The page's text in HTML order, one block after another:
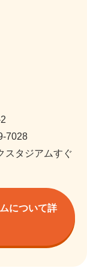
7028
スタジアムすぐ
について詳